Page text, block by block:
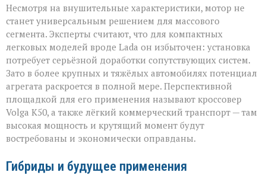
Несмотря на внушительные характеристики, мотор не
станет универсальным решением для массового
сегмента. Эксперты считают, что для компактных
легковых моделей вроде Lada он избыточен: установка
потребует серьёзной доработки сопутствующих систем.
Зато в более крупных и тяжёлых автомобилях потенциал
агрегата раскроется в полной мере. Перспективной
площадкой для его применения называют кроссовер
Volga К50, а также лёгкий коммерческий транспорт — там
высокая мощность и крутящий момент будут
востребованы и экономически оправданы.
Гибриды и будущее применения